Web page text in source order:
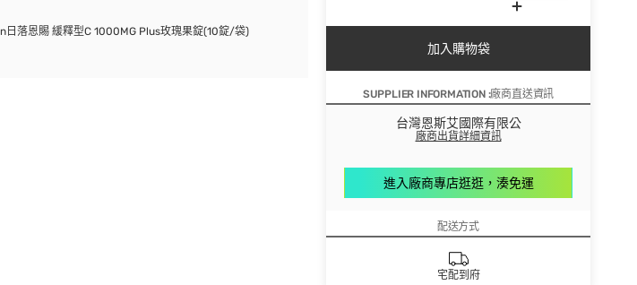
加入購物袋
SUPPLIER INFORMATION :廠商直送資訊
台灣恩斯艾國際有限公
廠商出貨詳細資訊
進入廠商專店逛逛，湊免運
配送方式
宅配到府
日落恩賜 緩釋型C 1000MG Plus玫瑰果錠(10錠/袋)